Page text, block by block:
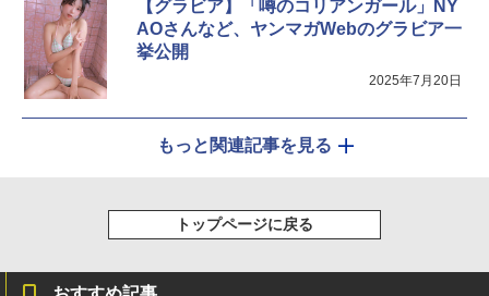
【グラビア】「噂のコリアンガール」NY
AOさんなど、ヤンマガWebのグラビア一
挙公開
2025年7月20日
もっと関連記事を見る
トップページに戻る